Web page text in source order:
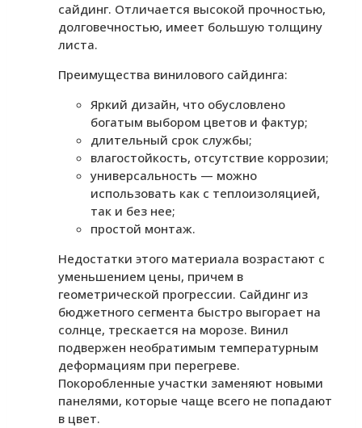
сайдинг. Отличается высокой прочностью,
долговечностью, имеет большую толщину
листа.
Преимущества винилового сайдинга:
Яркий дизайн, что обусловлено
богатым выбором цветов и фактур;
длительный срок службы;
влагостойкость, отсутствие коррозии;
универсальность — можно
использовать как с теплоизоляцией,
так и без нее;
простой монтаж.
Недостатки этого материала возрастают с
уменьшением цены, причем в
геометрической прогрессии. Сайдинг из
бюджетного сегмента быстро выгорает на
солнце, трескается на морозе. Винил
подвержен необратимым температурным
деформациям при перегреве.
Покоробленные участки заменяют новыми
панелями, которые чаще всего не попадают
в цвет.